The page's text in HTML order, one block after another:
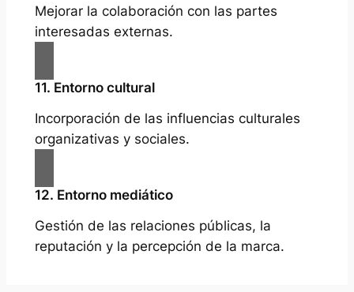
Mejorar la colaboración con las partes
interesadas externas.
11. Entorno cultural
Incorporación de las influencias culturales
organizativas y sociales.
12. Entorno mediático
Gestión de las relaciones públicas, la
reputación y la percepción de la marca.